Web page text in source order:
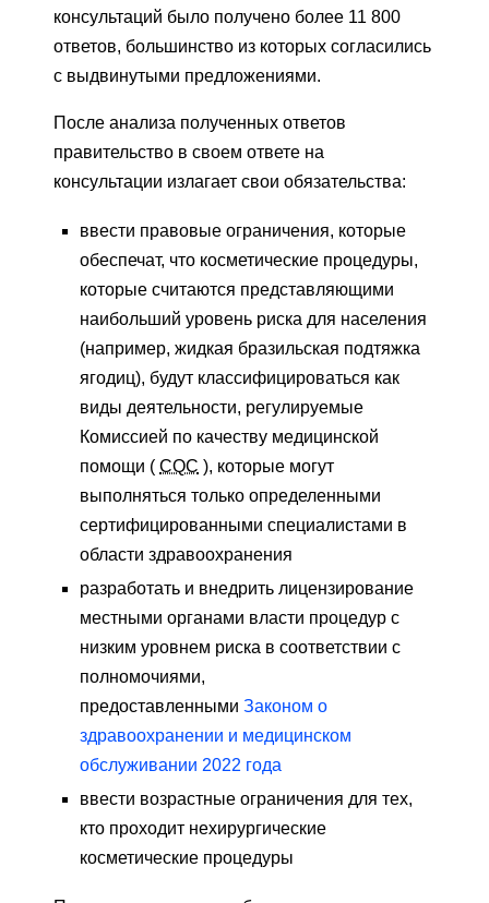
консультаций было получено более 11 800
ответов, большинство из которых согласились
с выдвинутыми предложениями.
После анализа полученных ответов
правительство в своем ответе на
консультации излагает свои обязательства:
ввести правовые ограничения, которые
обеспечат, что косметические процедуры,
которые считаются представляющими
наибольший уровень риска для населения
(например, жидкая бразильская подтяжка
ягодиц), будут классифицироваться как
виды деятельности, регулируемые
Комиссией по качеству медицинской
помощи ( CQC ), которые могут
выполняться только определенными
сертифицированными специалистами в
области здравоохранения
разработать и внедрить лицензирование
местными органами власти процедур с
низким уровнем риска в соответствии с
полномочиями,
предоставленными Законом о
здравоохранении и медицинском
обслуживании 2022 года
ввести возрастные ограничения для тех,
кто проходит нехирургические
косметические процедуры